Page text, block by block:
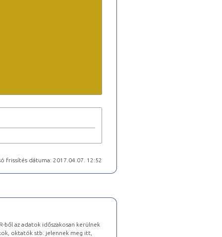
frissítés dátuma: 2017.04.07. 12:52
ből az adatok időszakosan kerülnek
oktatók stb. jelennek meg itt,